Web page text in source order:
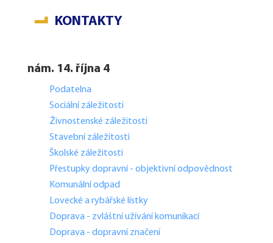
KONTAKTY
nám. 14. října 4
Podatelna
Sociální záležitosti
Živnostenské záležitosti
Stavební záležitosti
Školské záležitosti
Přestupky dopravní - objektivní odpovědnost
Komunální odpad
Lovecké a rybářské lístky
Doprava - zvláštní užívání komunikací
Doprava - dopravní značení